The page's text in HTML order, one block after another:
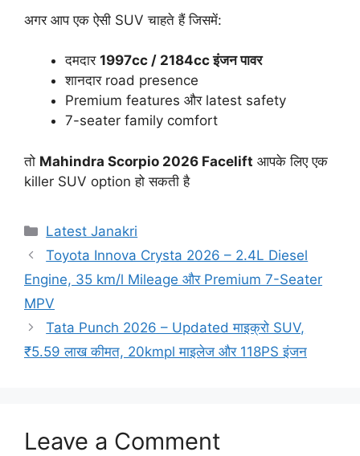
अगर आप एक ऐसी SUV चाहते हैं जिसमें:
दमदार 1997cc / 2184cc इंजन पावर
शानदार road presence
Premium features और latest safety
7-seater family comfort
तो Mahindra Scorpio 2026 Facelift आपके लिए एक
killer SUV option हो सकती है
Categories
Latest Janakri
Toyota Innova Crysta 2026 – 2.4L Diesel
Engine, 35 km/l Mileage और Premium 7-Seater
MPV
Tata Punch 2026 – Updated माइक्रो SUV,
₹5.59 लाख कीमत, 20kmpl माइलेज और 118PS इंजन
Leave a Comment